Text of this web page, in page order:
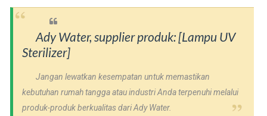
Ady Water, supplier produk: [Lampu UV
Sterilizer]
Jangan lewatkan kesempatan untuk memastikan
kebutuhan rumah tangga atau industri Anda terpenuhi melalui
produk-produk berkualitas dari Ady Water.